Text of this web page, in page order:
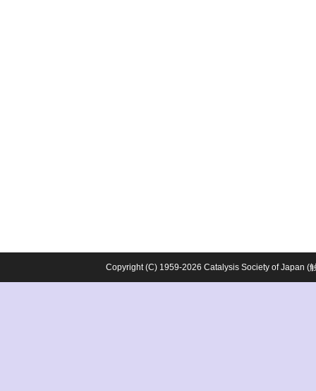
Copyright (C) 1959-2026 Catalysis Society of Japan (